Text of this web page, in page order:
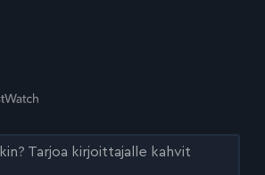
Tarjoa kirjoittajalle kahvit